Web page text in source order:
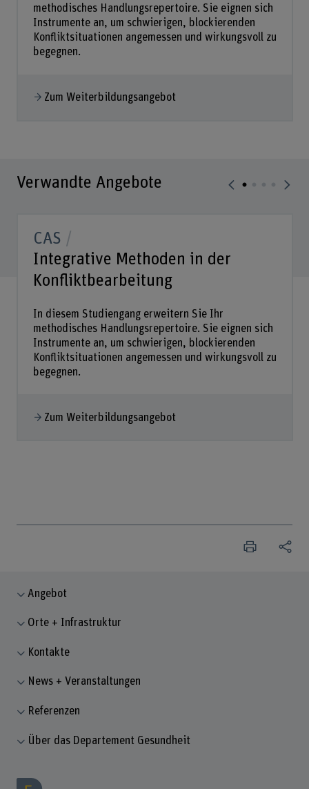
methodisches Handlungsrepertoire. Sie eignen sich
Instrumente an, um schwierigen, blockierenden
Konfliktsituationen angemessen und wirkungsvoll zu
begegnen.
Zum Weiterbildungsangebot
Verwandte Angebote
CAS
Integrative Methoden in der
Konfliktbearbeitung
In diesem Studiengang erweitern Sie Ihr
methodisches Handlungsrepertoire. Sie eignen sich
Instrumente an, um schwierigen, blockierenden
Konfliktsituationen angemessen und wirkungsvoll zu
begegnen.
Zum Weiterbildungsangebot
Angebot
Orte + Infrastruktur
Kontakte
News + Veranstaltungen
Referenzen
Über das Departement Gesundheit